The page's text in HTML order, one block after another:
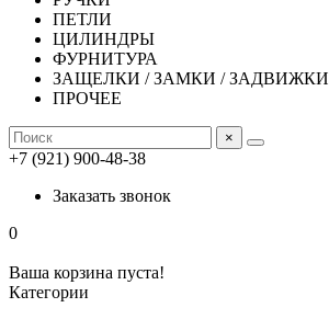
ПЕТЛИ
ЦИЛИНДРЫ
ФУРНИТУРА
ЗАЩЕЛКИ / ЗАМКИ / ЗАДВИЖКИ
ПРОЧЕЕ
×
+7 (921) 900-48-38
Заказать звонок
0
Ваша корзина пуста!
Категории